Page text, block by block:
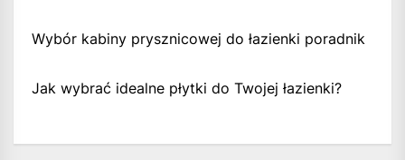
Wybór kabiny prysznicowej do łazienki poradnik
Jak wybrać idealne płytki do Twojej łazienki?